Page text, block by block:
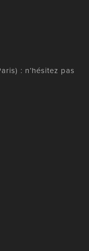
: n’hésitez pas